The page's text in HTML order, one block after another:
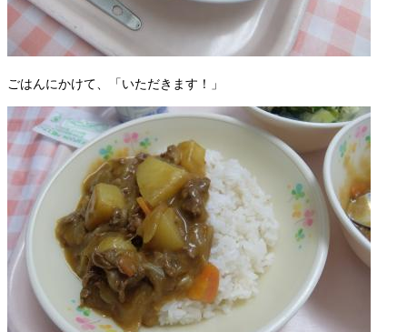
ごはんにかけて、「いただきます！」